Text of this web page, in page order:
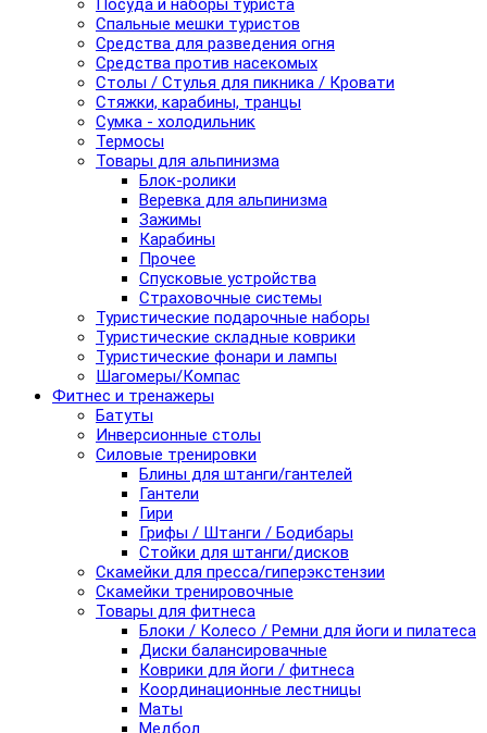
Посуда и наборы туриста
Спальные мешки туристов
Средства для разведения огня
Средства против насекомых
Столы / Стулья для пикника / Кровати
Стяжки, карабины, транцы
Сумка - холодильник
Термосы
Товары для альпинизма
Блок-ролики
Веревка для альпинизма
Зажимы
Карабины
Прочее
Спусковые устройства
Страховочные системы
Туристические подарочные наборы
Туристические складные коврики
Туристические фонари и лампы
Шагомеры/Компас
Фитнес и тренажеры
Батуты
Инверсионные столы
Силовые тренировки
Блины для штанги/гантелей
Гантели
Гири
Грифы / Штанги / Бодибары
Стойки для штанги/дисков
Скамейки для пресса/гиперэкстензии
Скамейки тренировочные
Товары для фитнеса
Блоки / Колесо / Ремни для йоги и пилатеса
Диски балансировачные
Коврики для йоги / фитнеса
Координационные лестницы
Маты
Медбол